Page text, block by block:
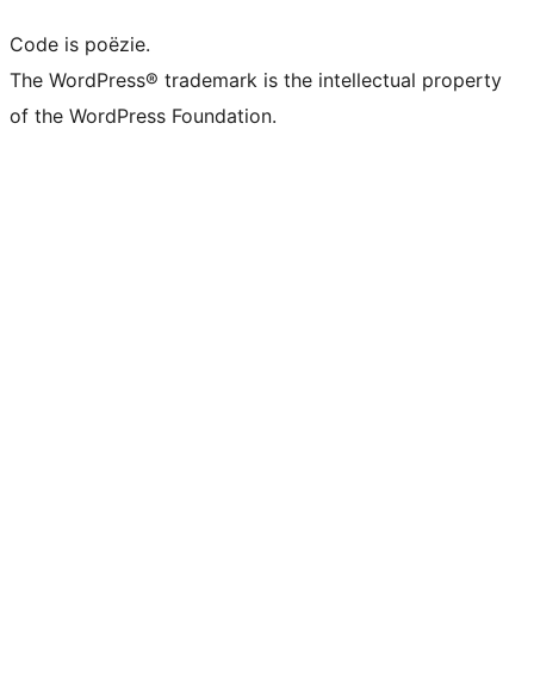
Code is poëzie.
The WordPress® trademark is the intellectual property
of the WordPress Foundation.